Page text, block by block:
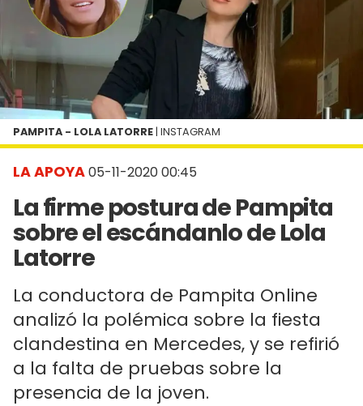
LA APOYA05-11-2020 00:45
La firme postura de Pampita
sobre el escándanlo de Lola
Latorre
La conductora de Pampita Online
analizó la polémica sobre la fiesta
clandestina en Mercedes, y se refirió
a la falta de pruebas sobre la
presencia de la joven.
PAMPITA - LOLA LATORRE | INSTAGRAM